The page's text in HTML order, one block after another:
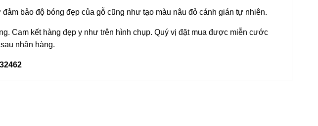
bảo độ bóng đẹp của gỗ cũng như tạo màu nâu đỏ cánh gián tự nhiên.
Cam kết hàng đẹp y như trên hình chụp. Quý vị đặt mua được miễn cước
nhận hàng.